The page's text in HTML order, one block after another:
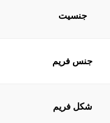
جنسیت
جنس فریم
شکل فریم